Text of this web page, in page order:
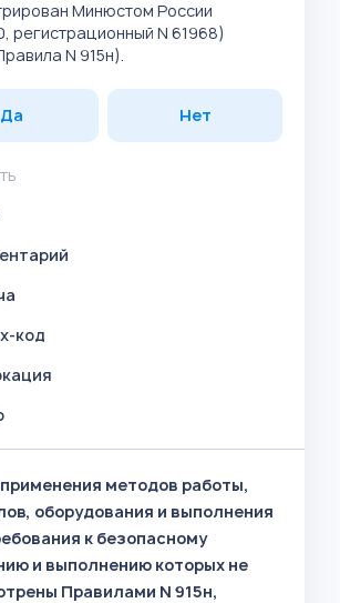
Минюстом России
регистрационный N 61968)
N 915н).
Да Нет
код
методов работы,
оборудования и выполнения
к безопасному
и выполнению которых не
Правилами N 915н,